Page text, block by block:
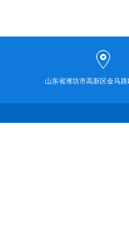
山东省潍坊市高新区金马路